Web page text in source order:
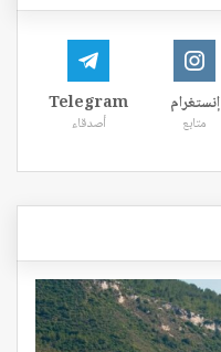
إنستغرام
متابع
Telegram
أصدقاء